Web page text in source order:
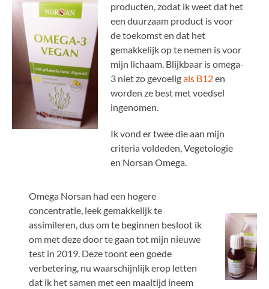
producten, zodat ik weet dat het
een duurzaam product is voor
de toekomst en dat het
gemakkelijk op te nemen is voor
mijn lichaam. Blijkbaar is omega-
3 niet zo gevoeligals B12en
worden ze best met voedsel
ingenomen.
Ik vond er twee die aan mijn
criteria voldeden, Vegetologie
en Norsan Omega.
Omega Norsan had een hogere
concentratie, leek gemakkelijk te
assimileren, dus om te beginnen besloot ik
om met deze door te gaan tot mijn nieuwe
test in 2019. Deze toont een goede
verbetering, nu waarschijnlijk erop letten
dat ik het samen met een maaltijd ineem